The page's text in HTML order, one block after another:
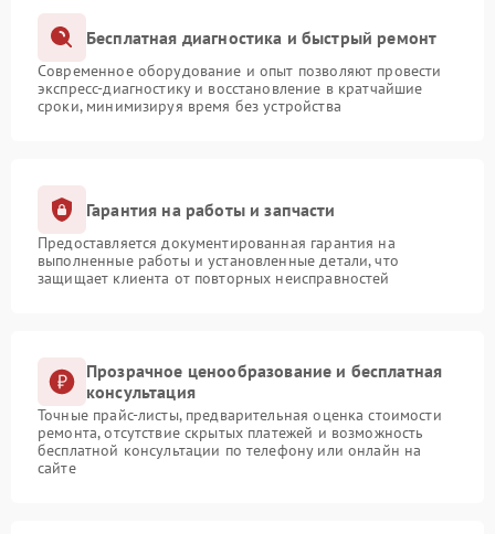
Бесплатная диагностика и быстрый ремонт
Современное оборудование и опыт позволяют провести
экспресс-диагностику и восстановление в кратчайшие
сроки, минимизируя время без устройства
Гарантия на работы и запчасти
Предоставляется документированная гарантия на
выполненные работы и установленные детали, что
защищает клиента от повторных неисправностей
Прозрачное ценообразование и бесплатная
консультация
Точные прайс-листы, предварительная оценка стоимости
ремонта, отсутствие скрытых платежей и возможность
бесплатной консультации по телефону или онлайн на
сайте